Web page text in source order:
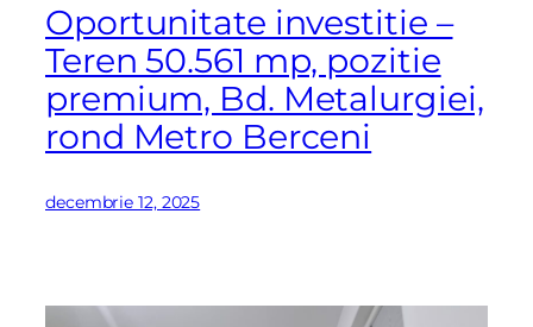
Oportunitate investitie –
Teren 50.561 mp, pozitie
premium, Bd. Metalurgiei,
rond Metro Berceni
decembrie 12, 2025